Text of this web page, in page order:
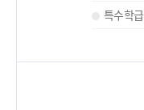
특수학급